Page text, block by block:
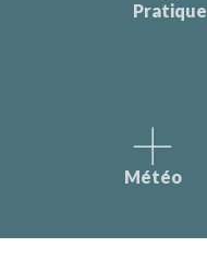
Pratique
Météo